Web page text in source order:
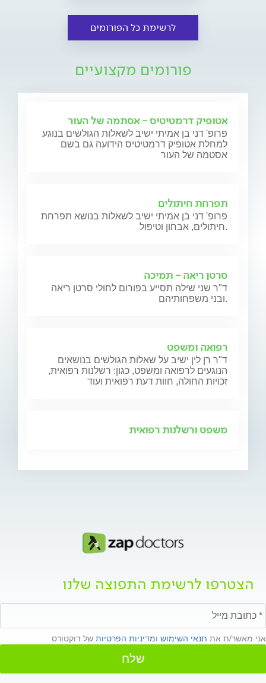
לרשימת כל הפורומים
פורומים מקצועיים
אטופיק דרמטיטיס - אסתמה של העור
פרופ' דני בן אמיתי ישיב לשאלות הגולשים בנוגע
למחלת אטופיק דרמטיטיס הידועה גם בשם
אסטמה של העור
תפרחת חיתולים
פרופ' דני בן אמיתי ישיב לשאלות בנושא תפרחת
חיתולים, אבחון וטיפול.
סרטן ריאה - תמיכה
ד"ר שני שילה תסייע בפורום לחולי סרטן ריאה
ובני משפחותיהם.
רפואה ומשפט
ד"ר רן לין ישיב על שאלות הגולשים בנושאים
הנוגעים לרפואה ומשפט, כגון: רשלנות רפואית,
זכויות החולה, חוות דעת רפואית ועוד
משפט ורשלנות רפואית
הצטרפו לרשימת התפוצה שלנו
אני מאשר/ת את תנאי השימוש ומדיניות הפרטיות של דוקטורס
שלח